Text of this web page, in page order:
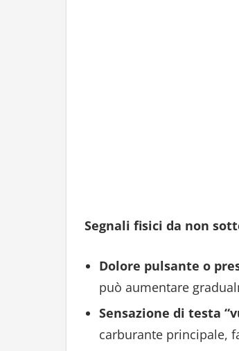
Segnali fisici da non
Dolore pulsante o
può aumentare
Sensazione di testa
carburante principale,